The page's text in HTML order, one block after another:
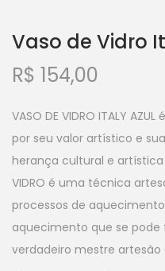
Vaso de Vidro
R$ 154,00
VASO DE VIDRO ITALY
por seu valor artístico e
herança cultural e artística
VIDRO é uma técnica
processos de
aquecimento que se
verdadeiro mestre